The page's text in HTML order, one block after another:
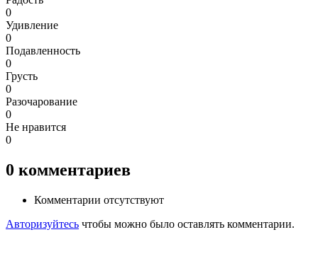
0
Удивление
0
Подавленность
0
Грусть
0
Разочарование
0
Не нравится
0
0 комментариев
Комментарии отсутствуют
Авторизуйтесь чтобы можно было оставлять комментарии.